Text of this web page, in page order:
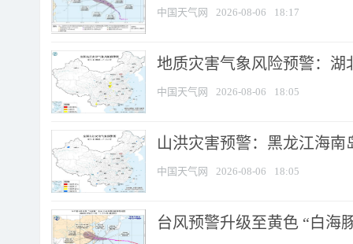
中国天气网 2026-08-06 18:17
地质灾害气象风险预警：湖
中国天气网 2026-08-06 18:05
山洪灾害预警：黑龙江海
中国天气网 2026-08-06 18:05
台风预警升级至黄色 “白海